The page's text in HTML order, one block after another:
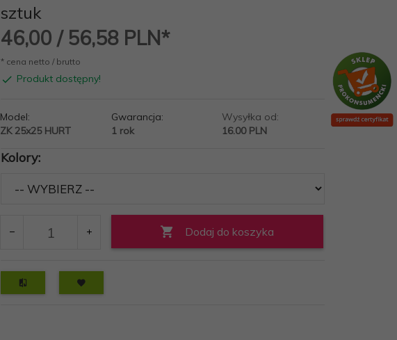
sztuk
46,00 / 56,58 PLN*
* cena netto / brutto
Produkt dostępny!
Model:
ZK 25x25 HURT
Gwarancja:
1 rok
Wysyłka od:
16.00 PLN
Kolory:
Dodaj do koszyka